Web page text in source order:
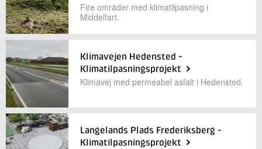
Fire områder med klimatilpasning i
Middelfart.
Klimavejen Hedensted -
Klimatilpasningsprojekt
Klimavej med permeabel asfalt i Hedensted.
Langelands Plads Frederiksberg -
Klimatilpasningsprojekt